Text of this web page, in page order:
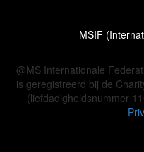
MSIF
@MS Internationale
is geregistreerd bij de
(liefdadigheidsnummer